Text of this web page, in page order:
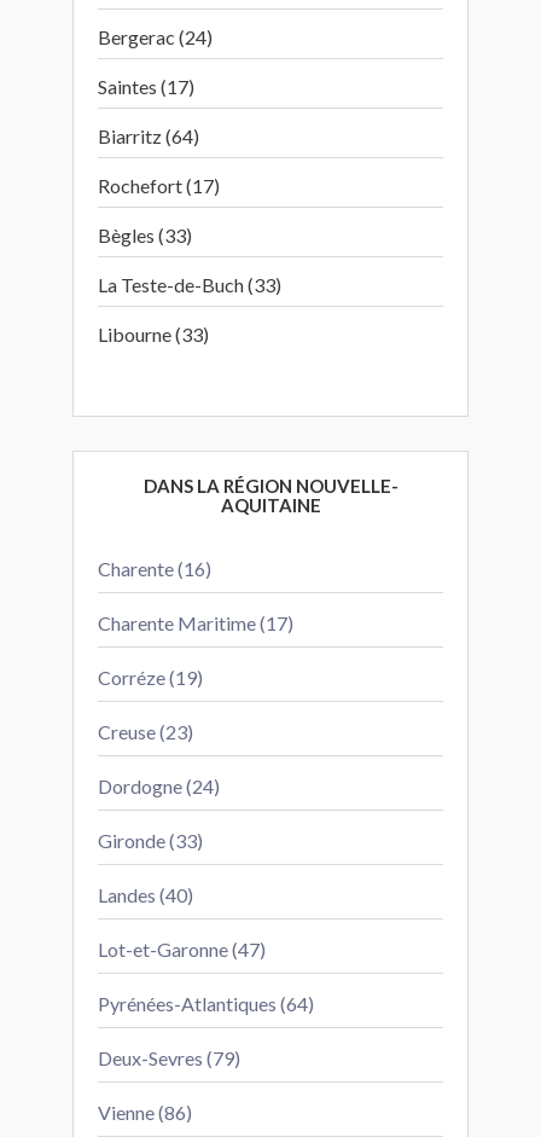
Bergerac (24)
Saintes (17)
Biarritz (64)
Rochefort (17)
Bègles (33)
La Teste-de-Buch (33)
Libourne (33)
DANS LA RÉGION NOUVELLE-
AQUITAINE
Charente (16)
Charente Maritime (17)
Corréze (19)
Creuse (23)
Dordogne (24)
Gironde (33)
Landes (40)
Lot-et-Garonne (47)
Pyrénées-Atlantiques (64)
Deux-Sevres (79)
Vienne (86)